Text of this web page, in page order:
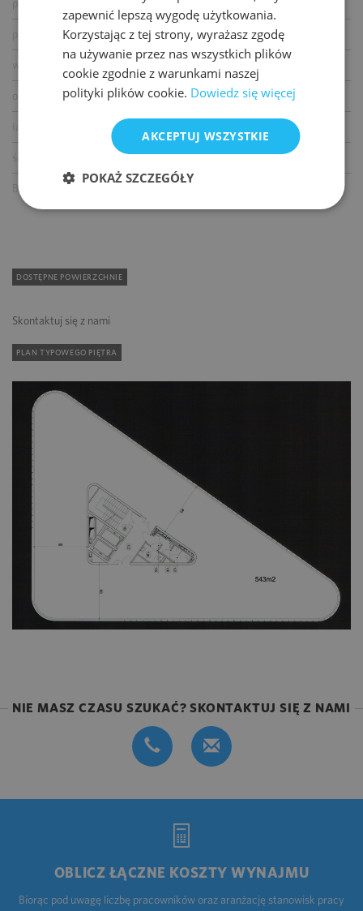
podwieszane sufity
otwierane okna
łącze światłowodowe
BMS
DOSTĘPNE POWIERZCHNIE
Skontaktuj się z nami
PLAN TYPOWEGO PIĘTRA
NIE MASZ CZASU SZUKAĆ? SKONTAKTUJ SIĘ Z NAMI
OBLICZ ŁĄCZNE KOSZTY WYNAJMU
Biorąc pod uwagę liczbę pracowników oraz aranżację stanowisk pracy
zapewnić lepszą wygodę użytkowania.
Korzystając z tej strony, wyrażasz zgodę
na używanie przez nas wszystkich plików
cookie zgodnie z warunkami naszej
polityki plików cookie. Dowiedz się więcej
AKCEPTUJ WSZYSTKIE
POKAŻ SZCZEGÓŁY